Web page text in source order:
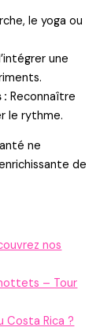
le yoga ou
une
: Reconnaître
le rythme.
ne
de
nos
– Tour
Costa Rica ?